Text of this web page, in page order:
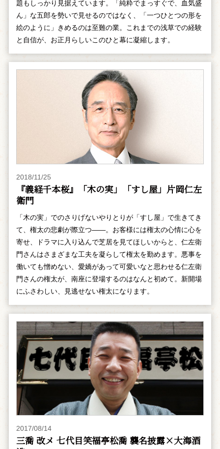
題もしっかり見据えています。「純粋でまっすぐで、血気盛
ん」な五郎を勢いで見せるのではなく、「一つひとつの形を
絵のように」きめるのは至難の業。これまでの浅草での経験
と自信が、お正月らしいこのひと幕に凝縮します。
2018/11/25
『義経千本桜』「木の実」「すし屋」片岡仁左
衛門
「木の実」でのさりげないやりとりが「すし屋」で生きてき
て、権太の悲劇が際立つ――。お客様には権太の心情に心を
寄せ、ドラマに入り込んで芝居を見てほしいからと、仁左衛
門さんはさまざまな工夫を凝らして権太を勤めます。悪事を
働いても憎めない、愛嬌があって可愛いなと思わせる仁左衛
門さんの権太が、南座に登場するのはなんと初めて。新開場
にふさわしい、見逃せない権太になります。
2017/08/14
三喬 改メ 七代目笑福亭松喬 襲名披露×大海酒